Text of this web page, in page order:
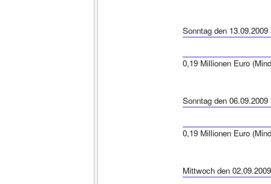
Sonntag den 13.09.2009
0,19 Millionen Euro
Sonntag den 06.09.2009
0,19 Millionen Euro
Mittwoch den 02.09.2009